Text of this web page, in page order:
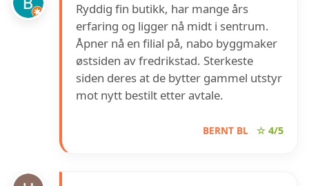
Ryddig fin butikk, har mange års
erfaring og ligger nå midt i sentrum.
Åpner nå en filial på, nabo byggmaker
østsiden av fredrikstad. Sterkeste
siden deres at de bytter gammel utstyr
mot nytt bestilt etter avtale.
BERNT BL ☆ 4/5